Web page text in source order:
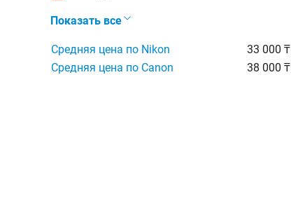
Показать все
Средняя цена по Nikon
33 000 ₸
Средняя цена по Canon
38 000 ₸